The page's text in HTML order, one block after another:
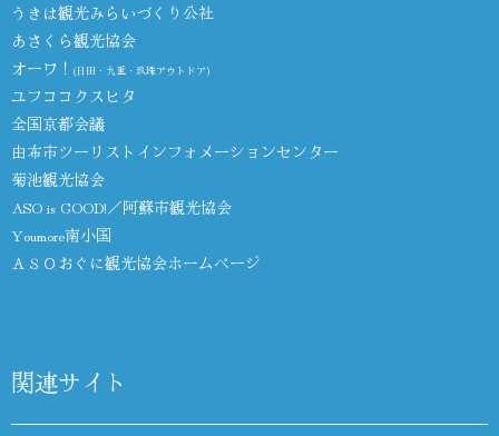
うきは観光みらいづくり公社
あさくら観光協会
オーワ！ (日田・九重・玖珠アウトドア)
ユフココクスヒタ
全国京都会議
由布市ツーリストインフォメーションセンター
菊池観光協会
ASO is GOOD!／阿蘇市観光協会
Youmore南小国
ＡＳＯおぐに観光協会ホームページ
関連サイト